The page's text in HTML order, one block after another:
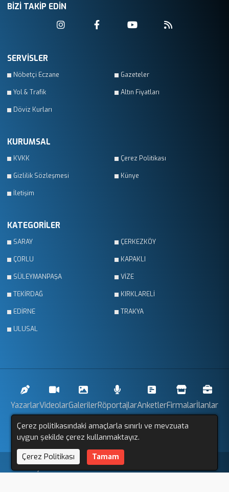
BİZİ TAKİP EDİN
SERVİSLER
Nöbetçi Eczane Gazeteler
Yol & Trafik Altın Fiyatları
Döviz Kurları
KURUMSAL
KVKK Çerez Politikası
Gizlilik Sözleşmesi Künye
İletişim
KATEGORİLER
SARAY ÇERKEZKÖY
ÇORLU KAPAKLI
SÜLEYMANPAŞA VİZE
TEKİRDAĞ KIRKLARELİ
EDİRNE TRAKYA
ULUSAL
YazarlarVideolarGalerilerRöportajlarAnketlerFirmalarİlanlar
Resmi İlanlarSitemap
Trakya Gözlem © 2011 - 2025. Tüm Hakları Saklıdır.
Çerez politikasındaki amaçlarla sınırlı ve mevzuata
uygun şekilde çerez kullanmaktayız.
Çerez Politikası
Tamam